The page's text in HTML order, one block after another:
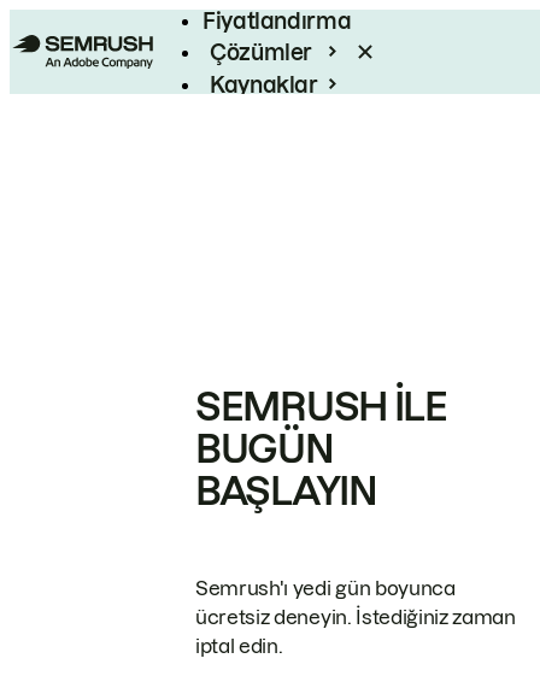
Fiyatlandırma
Çözümler
Kaynaklar
SEMRUSH ILE
BUGÜN
BAŞLAYIN
Semrush'ı yedi gün boyunca
ücretsiz deneyin. İstediğiniz zaman
iptal edin.